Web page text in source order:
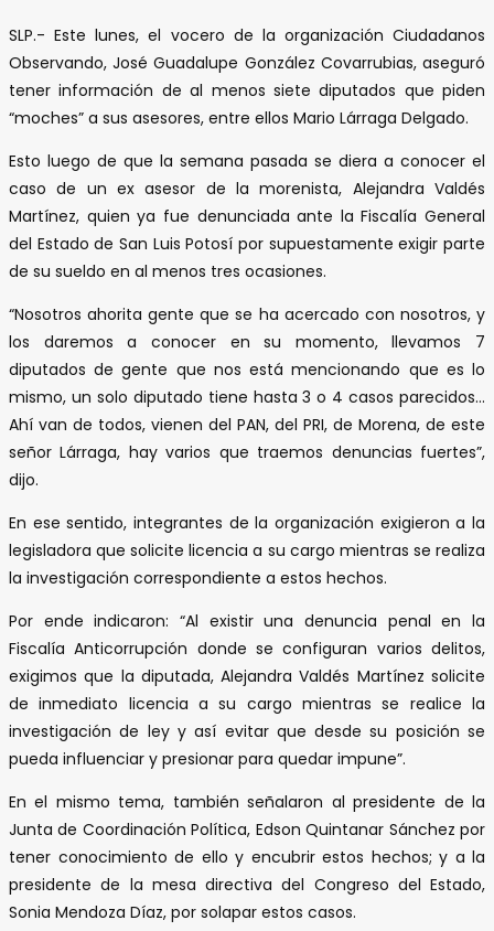
SLP.- Este lunes, el vocero de la organización Ciudadanos
Observando, José Guadalupe González Covarrubias, aseguró
tener información de al menos siete diputados que piden
“moches” a sus asesores, entre ellos Mario Lárraga Delgado.
Esto luego de que la semana pasada se diera a conocer el
caso de un ex asesor de la morenista, Alejandra Valdés
Martínez, quien ya fue denunciada ante la Fiscalía General
del Estado de San Luis Potosí por supuestamente exigir parte
de su sueldo en al menos tres ocasiones.
“Nosotros ahorita gente que se ha acercado con nosotros, y
los daremos a conocer en su momento, llevamos 7
diputados de gente que nos está mencionando que es lo
mismo, un solo diputado tiene hasta 3 o 4 casos parecidos…
Ahí van de todos, vienen del PAN, del PRI, de Morena, de este
señor Lárraga, hay varios que traemos denuncias fuertes”,
dijo.
En ese sentido, integrantes de la organización exigieron a la
legisladora que solicite licencia a su cargo mientras se realiza
la investigación correspondiente a estos hechos.
Por ende indicaron: “Al existir una denuncia penal en la
Fiscalía Anticorrupción donde se configuran varios delitos,
exigimos que la diputada, Alejandra Valdés Martínez solicite
de inmediato licencia a su cargo mientras se realice la
investigación de ley y así evitar que desde su posición se
pueda influenciar y presionar para quedar impune”.
En el mismo tema, también señalaron al presidente de la
Junta de Coordinación Política, Edson Quintanar Sánchez por
tener conocimiento de ello y encubrir estos hechos; y a la
presidente de la mesa directiva del Congreso del Estado,
Sonia Mendoza Díaz, por solapar estos casos.